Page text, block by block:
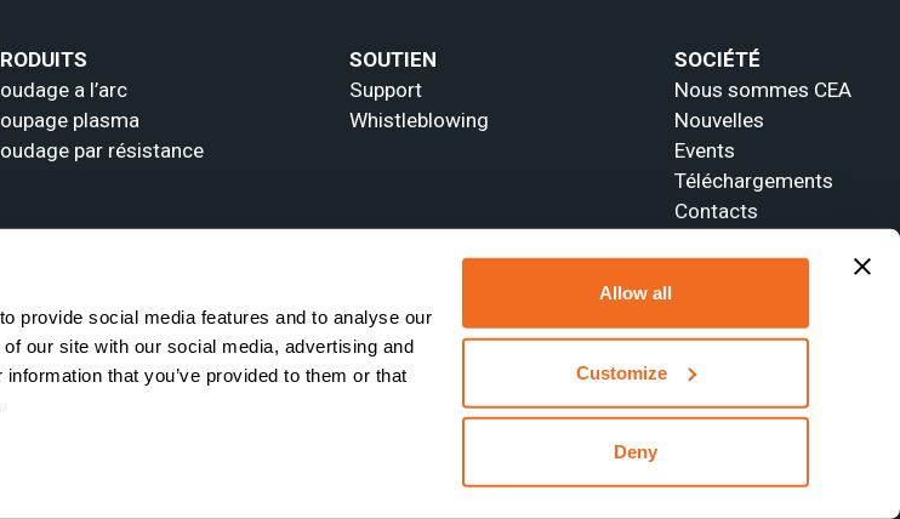
provide social media features and to analyse our
our site with our social media, advertising and
that you’ve provided to them or that
Allow all
Customize
Deny
a l’arc
plasma
par résistance
SOUTIEN
Support
Whistleblowing
SOCIÉTÉ
Nous sommes CEA
Nouvelles
Events
Téléchargements
Contacts
Site web réalisé par